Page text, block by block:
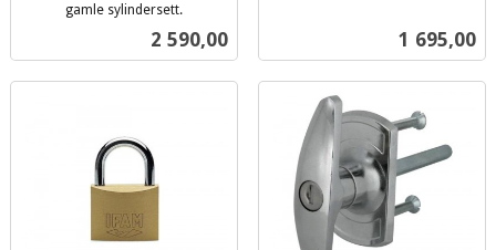
gamle sylindersett.
Pris
2 590,00 Pris
1 695,00